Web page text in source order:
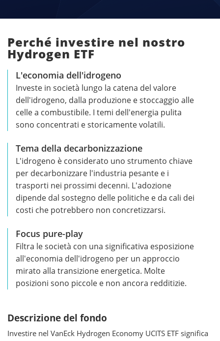
Perché investire nel nostro
Hydrogen ETF
L'economia dell'idrogeno
Investe in società lungo la catena del valore
dell'idrogeno, dalla produzione e stoccaggio alle
celle a combustibile. I temi dell'energia pulita
sono concentrati e storicamente volatili.
Tema della decarbonizzazione
L'idrogeno è considerato uno strumento chiave
per decarbonizzare l'industria pesante e i
trasporti nei prossimi decenni. L'adozione
dipende dal sostegno delle politiche e da cali dei
costi che potrebbero non concretizzarsi.
Focus pure-play
Filtra le società con una significativa esposizione
all'economia dell'idrogeno per un approccio
mirato alla transizione energetica. Molte
posizioni sono piccole e non ancora redditizie.
Descrizione del fondo
Investire nel VanEck Hydrogen Economy UCITS ETF significa